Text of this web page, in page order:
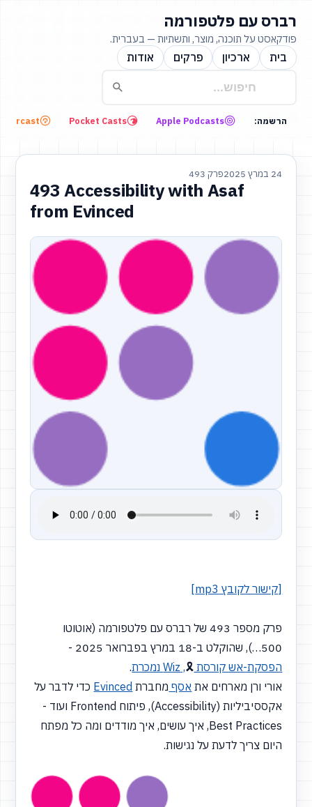
רברס עם פלטפורמה
פודקאסט על תוכנה, מוצר, ותשתיות — בעברית.
בית ארכיון פרקים אודות
הרשמה: Apple Podcasts
Pocket Casts
24 במרץ 2025 פרק 493
493 Accessibility with Asaf
from Evinced
[קישור לקובץ mp3]
פרק מספר 493 של רברס עם פלטפורמה
(אוטוטו
500…), שהוקלט ב-18 במרץ בפברואר 2025 -
הפסקת-אש קורסת 🎗️, Wiz נמכרת
.
אורי ורן מארחים את אסף מחברת Evinced כדי לדבר על
אקססיביליות (Accessibility),
פיתוח Frontend ועוד -
Best Practices, איך עושים, איך מודדים ומה כל מפתח
היום צריך לדעת על נגישות.